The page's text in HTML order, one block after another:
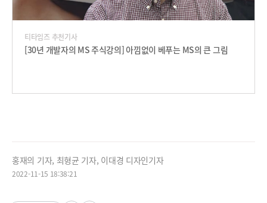
티타임즈 추천기사
[30년 개발자의 MS 주식강의] 아낌없이 베푸는 MS의 큰 그림
홍재의 기자, 최형균 기자, 이대경 디자인기자
2022-11-15 18:38:21